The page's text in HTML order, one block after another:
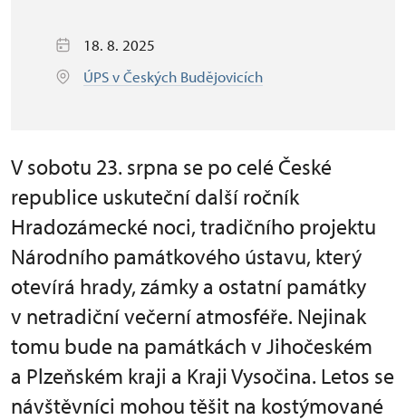
18. 8. 2025
ÚPS v Českých Budějovicích
V sobotu 23. srpna se po celé České
republice uskuteční další ročník
Hradozámecké noci, tradičního projektu
Národního památkového ústavu, který
otevírá hrady, zámky a ostatní památky
v netradiční večerní atmosféře. Nejinak
tomu bude na památkách v Jihočeském
a Plzeňském kraji a Kraji Vysočina. Letos se
návštěvníci mohou těšit na kostýmované